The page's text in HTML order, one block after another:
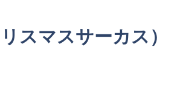
マスサーカス）